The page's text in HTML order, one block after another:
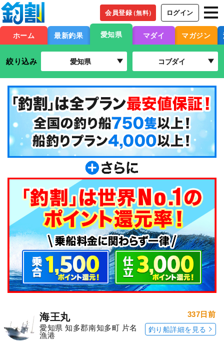
会員登録（無料） ログイン
ホーム 最新釣果 愛知県 マダイ マガジン
絞り込み 愛知県 コブダイ
海王丸
愛知県 知多郡南知多町 片名
漁港
337日前
釣り船詳細を見る